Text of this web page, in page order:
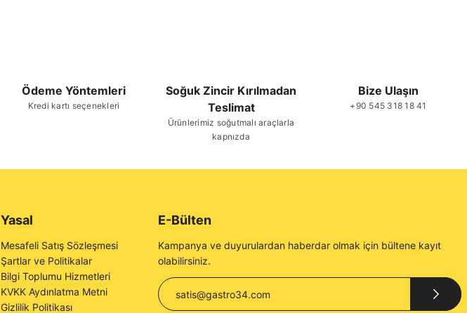
Ödeme Yöntemleri
Kredi kartı seçenekleri
Soğuk Zincir Kırılmadan
Teslimat
Ürünlerimiz soğutmalı araçlarla
kapnızda
Bize Ulaşın
+90 545 318 18 41
Yasal
Mesafeli Satış Sözleşmesi
Şartlar ve Politikalar
Bilgi Toplumu Hizmetleri
KVKK Aydınlatma Metni
Gizlilik Politikası
E-Bülten
Kampanya ve duyurulardan haberdar olmak için bültene kayıt
olabilirsiniz.